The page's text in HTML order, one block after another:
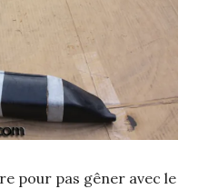
pour pas gêner avec le